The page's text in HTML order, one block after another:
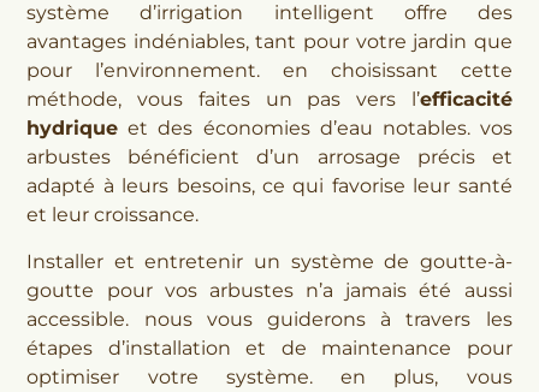
système d’irrigation intelligent offre des
avantages indéniables, tant pour votre jardin que
pour l’environnement. en choisissant cette
méthode, vous faites un pas vers l’efficacité
hydrique et des économies d’eau notables. vos
arbustes bénéficient d’un arrosage précis et
adapté à leurs besoins, ce qui favorise leur santé
et leur croissance.
Installer et entretenir un système de goutte-à-
goutte pour vos arbustes n’a jamais été aussi
accessible. nous vous guiderons à travers les
étapes d’installation et de maintenance pour
optimiser votre système. en plus, vous